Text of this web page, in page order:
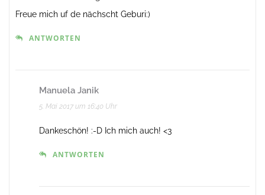
Freue mich uf de nächscht Geburi:)
ANTWORTEN
Manuela Janik
5. Mai 2017 um 16:40 Uhr
Dankeschön! :-D Ich mich auch! <3
ANTWORTEN